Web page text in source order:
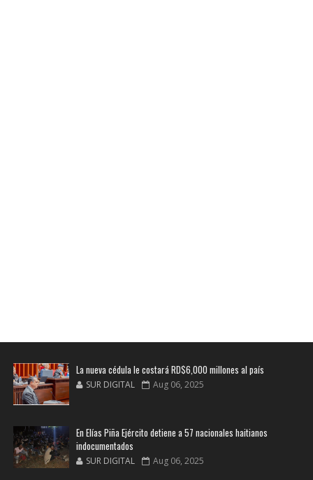
La nueva cédula le costará RD$6,000 millones al país
SUR DIGITAL Aug 06, 2025
En Elías Piña Ejército detiene a 57 nacionales haitianos
indocumentados
SUR DIGITAL Aug 06, 2025